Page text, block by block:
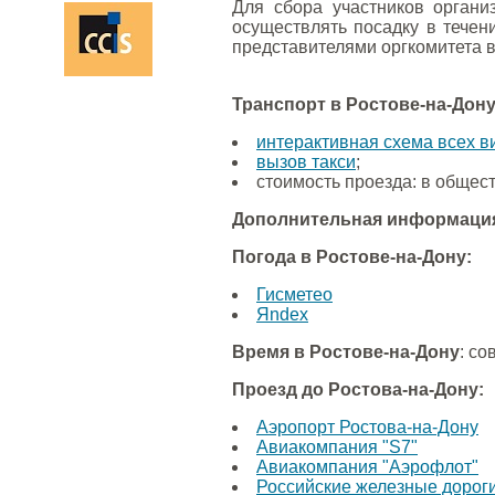
Для сбора участников
осуществлять посадку в
представителями оргкомитета
Транспорт в Ростове-на-
интерактивная схема всех
вызов такси;
стоимость проезда: в
Дополнительная
Погода в Ростове-на-Дону:
Гисметео
Яndex
Время в Ростове-на-Дону:
Проезд до Ростова-на-Дону:
Аэропорт Ростова-на-Дону
Авиакомпания "S7"
Авиакомпания "Аэрофлот"
Российские железные